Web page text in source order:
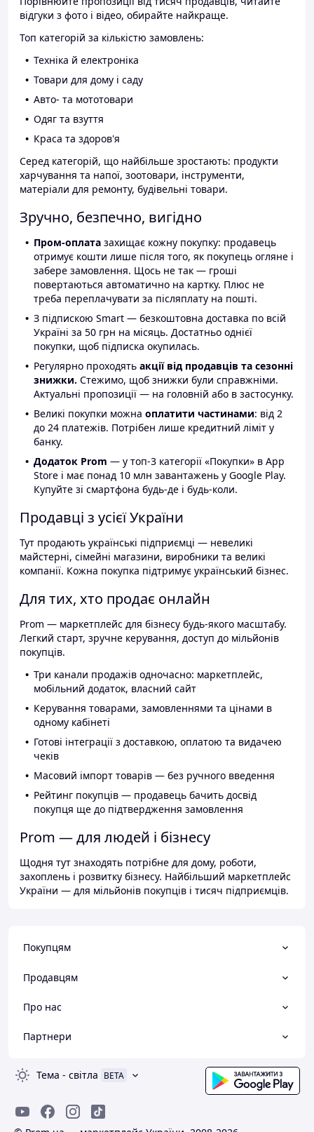
відгуки з фото і відео, обирайте найкраще.
Топ категорій за кількістю замовлень:
Техніка й електроніка
Товари для дому і саду
Авто- та мототовари
Одяг та взуття
Краса та здоров'я
Серед категорій, що найбільше зростають: продукти
харчування та напої, зоотовари, інструменти,
матеріали для ремонту, будівельні товари.
Зручно, безпечно, вигідно
Пром-оплата захищає кожну покупку: продавець
отримує кошти лише після того, як покупець огляне і
забере замовлення. Щось не так — гроші
повертаються автоматично на картку. Плюс не
треба переплачувати за післяплату на пошті.
З підпискою Smart — безкоштовна доставка по всій
Україні за 50 грн на місяць. Достатньо однієї
покупки, щоб підписка окупилась.
Регулярно проходять акції від продавців та сезонні
знижки. Стежимо, щоб знижки були справжніми.
Актуальні пропозиції — на головній або в застосунку.
Великі покупки можна оплатити частинами: від 2
до 24 платежів. Потрібен лише кредитний ліміт у
банку.
Додаток Prom — у топ-3 категорії «Покупки» в App
Store і має понад 10 млн завантажень у Google Play.
Купуйте зі смартфона будь-де і будь-коли.
Продавці з усієї України
Тут продають українські підприємці — невеликі
майстерні, сімейні магазини, виробники та великі
компанії. Кожна покупка підтримує український бізнес.
Для тих, хто продає онлайн
Prom — маркетплейс для бізнесу будь-якого масштабу.
Легкий старт, зручне керування, доступ до мільйонів
покупців.
Три канали продажів одночасно: маркетплейс,
мобільний додаток, власний сайт
Керування товарами, замовленнями та цінами в
одному кабінеті
Готові інтеграції з доставкою, оплатою та видачею
чеків
Масовий імпорт товарів — без ручного введення
Рейтинг покупців — продавець бачить досвід
покупця ще до підтвердження замовлення
Prom — для людей і бізнесу
Щодня тут знаходять потрібне для дому, роботи,
захоплень і розвитку бізнесу. Найбільший маркетплейс
України — для мільйонів покупців і тисяч підприємців.
Покупцям
Продавцям
Про нас
Партнери
Тема - світла BETA